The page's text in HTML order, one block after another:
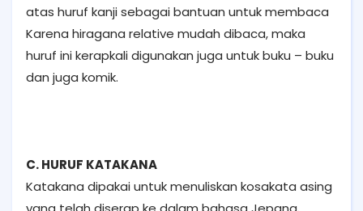
atas huruf kanji sebagai bantuan untuk membaca
Karena hiragana relative mudah dibaca, maka
huruf ini kerapkali digunakan juga untuk buku – buku
dan juga komik.
C. HURUF KATAKANA
Katakana dipakai untuk menuliskan kosakata asing